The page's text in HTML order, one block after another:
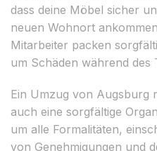
dass deine Möbel sicher
neuen Wohnort
Mitarbeiter packen
um Schäden während des
Ein Umzug von Augsburg
auch eine sorgfältige
um alle Formalitäten,
von Genehmigungen und